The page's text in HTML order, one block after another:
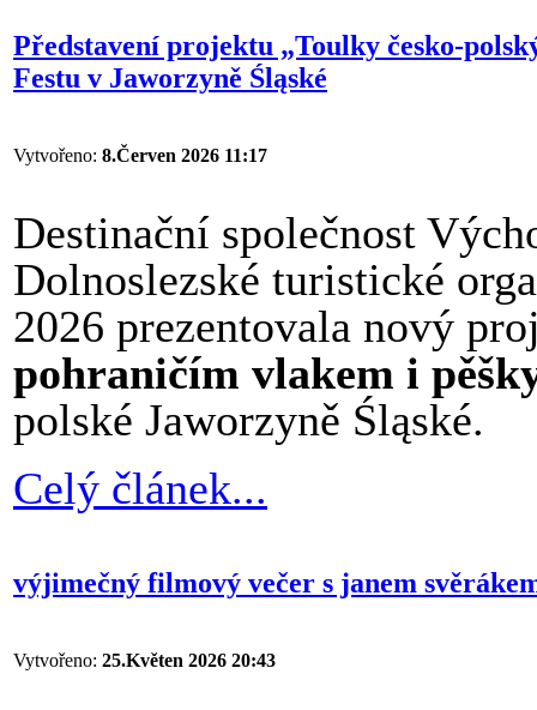
Představení projektu „Toulky česko-
Festu v Jaworzyně Śląské
Vytvořeno: 8.Červen 2026 11:17
Destinační společnost
Dolnoslezské turistické
2026 prezentovala nový
pohraničím vlakem i
polské Jaworzyně Śląské.
Celý článek...
výjimečný filmový večer s janem
Vytvořeno: 25.Květen 2026 20:43